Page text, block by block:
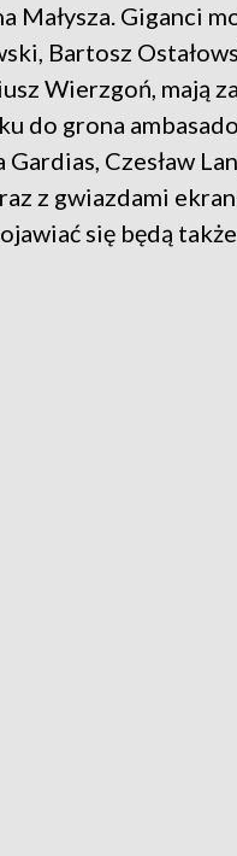
Małysza. Giganci
Bartosz
Wierzgoń, mają
do grona
Gardias, Czesław
z gwiazdami
się będą